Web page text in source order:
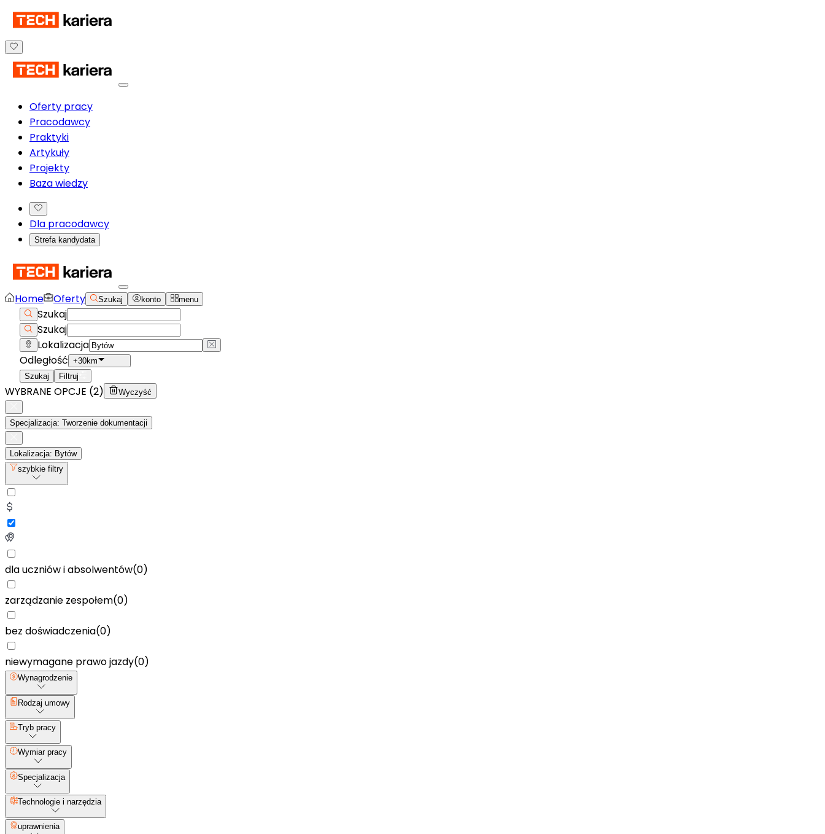
Oferty pracy
Pracodawcy
Praktyki
Artykuły
Projekty
Baza wiedzy
Dla pracodawcy
Strefa kandydata
Home Oferty Szukaj konto menu
Szukaj
Szukaj
Lokalizacja
Odległość +30km
Szukaj
Filtruj
WYBRANE OPCJE (2) Wyczyść
Specjalizacja: Tworzenie dokumentacji
Lokalizacja: Bytów
szybkie filtry
dla uczniów i absolwentów(0)
zarządzanie zespołem(0)
bez doświadczenia(0)
niewymagane prawo jazdy(0)
Wynagrodzenie
Rodzaj umowy
Tryb pracy
Wymiar pracy
Specjalizacja
Technologie i narzędzia
uprawnienia